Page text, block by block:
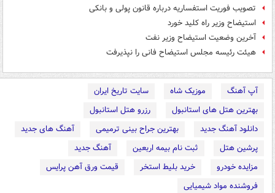
تصویب فوریت استفساریه درباره قانون پولی و بانکی
استیضاح وزیر راه کلید خورد
آخرین وضعیت استیضاح وزیر نفت
هیئت رئیسه مجلس استیضاح فانی را نپذیرفت
آپ آهنگ موزیک شاه
سایت تاریخ ایران
بهترین هتل های استانبول
رزرو هتل استانبول
دانلود آهنگ جدید
بهترین جراح بینی ترمیمی
آهنگ های جدید
پرشین هتل
ثبت نام بیمه اربعین
آهنگ جدید
مزایده خودرو
خرید بلیط استخر
قیمت ورق آهن پرایس
فروشنده مواد شیمیایی